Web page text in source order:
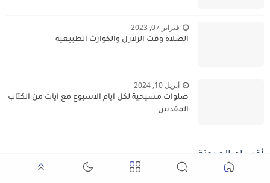
فبراير 07, 2023
الصلاة وقت الزلازل والكوارث الطبيعية
أبريل 10, 2024
صلوات مسيحية لكل ايام الاسبوع مع ايات من الكتاب
المقدس
أقسام المدونة